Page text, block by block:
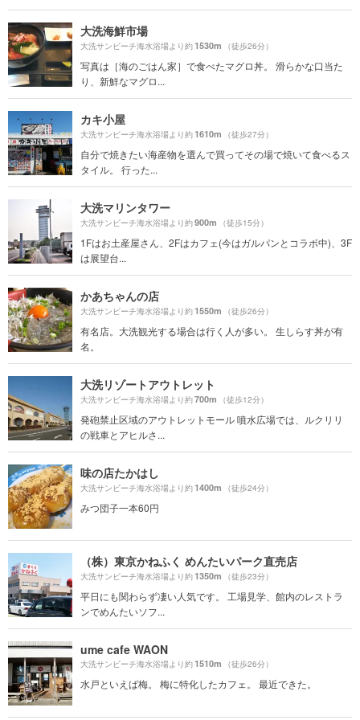
大洗海鮮市場
大洗サンビーチ海水浴場より約1530m （徒歩26分）
写真は［海のごはん家］で食べたマグロ丼。 滑らかな口当た
り、新鮮なマグロ...
カキ小屋
大洗サンビーチ海水浴場より約1610m （徒歩27分）
自分で焼きたい海産物を選んで買ってその場で焼いて食べるス
タイル。 行った...
大洗マリンタワー
大洗サンビーチ海水浴場より約900m （徒歩15分）
1Fはお土産屋さん、2Fはカフェ(今はガルパンとコラボ中)、3F
は展望台...
かあちゃんの店
大洗サンビーチ海水浴場より約1550m （徒歩26分）
有名店。大洗観光する場合は行く人が多い。 生しらす丼が有
名。
大洗リゾートアウトレット
大洗サンビーチ海水浴場より約700m （徒歩12分）
発砲禁止区域のアウトレットモール 噴水広場では、ルクリリ
の戦車とアヒルさ...
味の店たかはし
大洗サンビーチ海水浴場より約1400m （徒歩24分）
みつ団子一本60円
（株）東京かねふく めんたいパーク直売店
大洗サンビーチ海水浴場より約1350m （徒歩23分）
平日にも関わらず凄い人気です。 工場見学、館内のレストラ
ンでめんたいソフ...
ume cafe WAON
大洗サンビーチ海水浴場より約1510m （徒歩26分）
水戸といえば梅。 梅に特化したカフェ。 最近できた。